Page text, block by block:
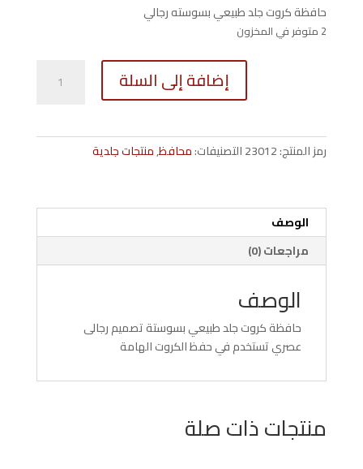
حافظة كروت جلد طبيعي بسوسته رجالي
2 متوفر في المخزون
حافظة
بسوسته
إضافة إلى السلة
رمز المنتج:23012التصنيفات:محافظ,منتجات جلدية
الوصف
مراجعات (0)
الوصف
حافظة كروت جلد طبيعي بسوستة تصميم رجالى
عصري تستخدم في حفظ الكروت الهامة
منتجات ذات صلة